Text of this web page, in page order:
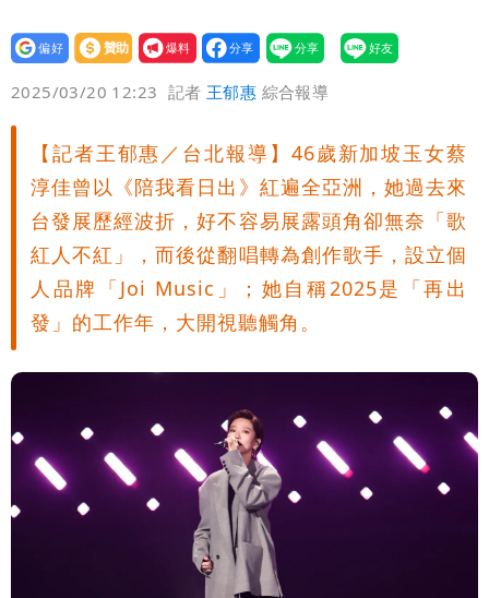
設為
贊助
我要
爆料
2025/03/20 12:23 記者王郁惠 綜合報導
【記者王郁惠／台北報導】46歲新加坡玉女蔡
淳佳曾以《陪我看日出》紅遍全亞洲，她過去來
台發展歷經波折，好不容易展露頭角卻無奈「歌
紅人不紅」，而後從翻唱轉為創作歌手，設立個
人品牌「Joi Music」；她自稱2025是「再出
發」的工作年，大開視聽觸角。